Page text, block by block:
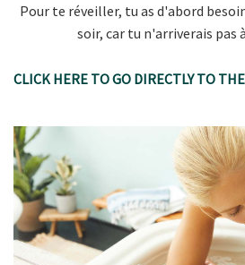
Pour te réveiller, tu as d'abord
soir, car tu n'arriverais pas
CLICK HERE TO GO DIRECTLY TO